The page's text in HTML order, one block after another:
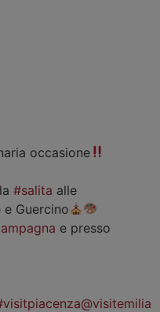
occasione
#salita alle
e Guercino
e presso
@visitemilia